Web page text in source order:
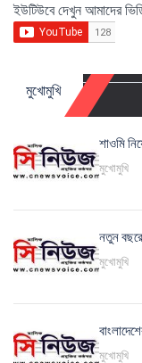
ইউটিউবে দেখুন আমাদের
মুখোমুখি
শাওমি
মুখোমুখি
নতুন
মুখোমুখি
মুখোমুখি